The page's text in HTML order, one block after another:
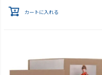
カートに入れる